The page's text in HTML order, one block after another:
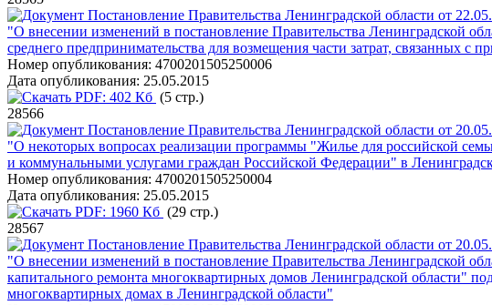
Постановление Правительства Ленинградской области от
"О внесении изменений в постановление Правительства Ленинградской
среднего предпринимательства для возмещения части затрат, связанных с
Номер опубликования: 4700201505250006
Дата опубликования: 25.05.2015
PDF: 402 Кб (5 стр.)
28566
Постановление Правительства Ленинградской области от
"О некоторых вопросах реализации программы "Жилье для российской
и коммунальными услугами граждан Российской Федерации" в
Номер опубликования: 4700201505250004
Дата опубликования: 25.05.2015
PDF: 1960 Кб (29 стр.)
28567
Постановление Правительства Ленинградской области от
"О внесении изменений в постановление Правительства Ленинградской
капитального ремонта многоквартирных домов Ленинградской области"
многоквартирных домах в Ленинградской области"